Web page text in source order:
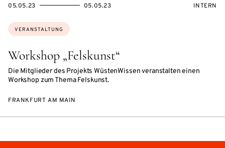
Workshop „Felskunst“
Die Mitglieder des Projekts WüstenWissen veranstalten einen
Workshop zum Thema Felskunst.
Themen:
VERANSTALTUNG
EVENTBEGINSON
05.05.23
EVENTENDSON 05.05.23 INTERN
FRANKFURT AM MAIN